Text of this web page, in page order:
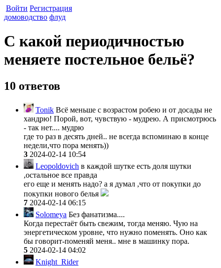
Войти Регистрация
домоводство флуд
С какой периодичностью
меняете постельное бельё?
10 ответов
Tonik Всё меньше с возрастом робею и от досады не
хандрю! Порой, вот, чувствую - мудрею. А присмотрюсь
- так нет.... мудрю
где то раз в десять дней.. не всегда вспоминаю в конце
недели,что пора менять))
3 2024-02-14 10:54
Leopoldovich в каждой шутке есть доля шутки
,остальное все правда
его еще и менять надо? а я думал ,что от покупки до
покупки нового белья
7 2024-02-14 06:15
Solomeya Без фанатизма....
Когда перестаёт быть свежим, тогда меняю. Чую на
энергетическом уровне, что нужно поменять. Оно как
бы говорит-поменяй меня.. мне в машинку пора.
5 2024-02-14 04:02
Knight_Rider